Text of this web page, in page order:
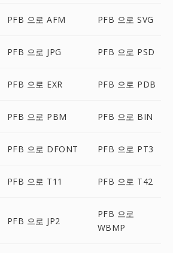
PFB 으로 AFM PFB 으로 SVG
PFB 으로 JPG PFB 으로 PSD
PFB 으로 EXR PFB 으로 PDB
PFB 으로 PBM PFB 으로 BIN
PFB 으로 DFONT PFB 으로 PT3
PFB 으로 T11 PFB 으로 T42
PFB 으로 JP2
PFB 으로
WBMP